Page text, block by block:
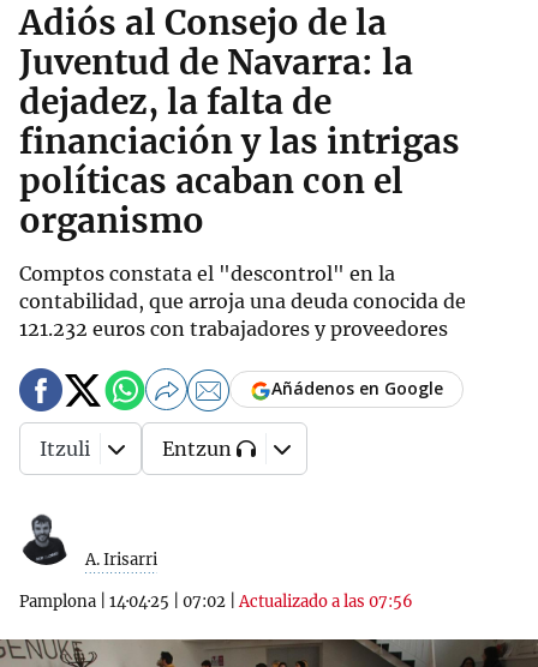
Adiós al Consejo de la
Juventud de Navarra: la
dejadez, la falta de
financiación y las intrigas
políticas acaban con el
organismo
Comptos constata el "descontrol" en la
contabilidad, que arroja una deuda conocida de
121.232 euros con trabajadores y proveedores
A. Irisarri
Pamplona 14·04·25 07:02 |Actualizado a las 07:56
Añádenos en Google
Itzuli Entzun